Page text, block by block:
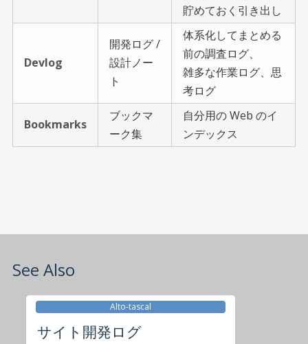
貯めておく引き出し
Devlog
開発ログ /
設計ノー
ト
体系化してまとめる
前の調査ログ、
雑多な作業ログ、思
考ログ
Bookmarks
ブックマ
ーク集
自分用の Web のイ
ンデックス
See Also
Alto-tascal
サイト開発ログ